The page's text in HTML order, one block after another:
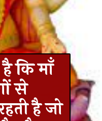
कि माँ
से
है जो